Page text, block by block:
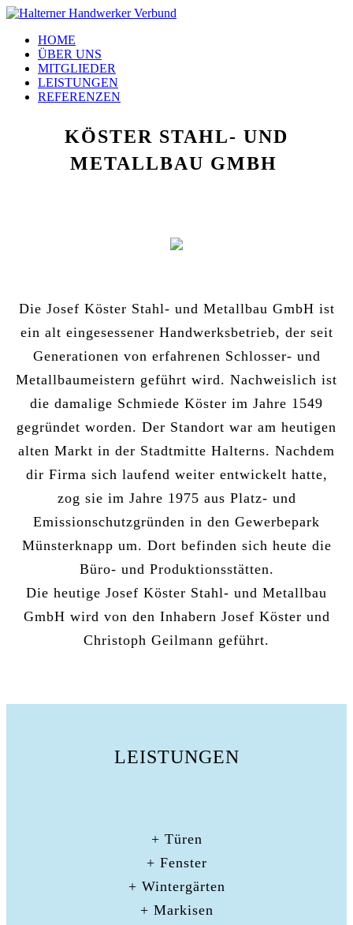
HOME
ÜBER UNS
MITGLIEDER
LEISTUNGEN
REFERENZEN
KÖSTER STAHL- UND
METALLBAU GMBH
Die Josef Köster Stahl- und Metallbau GmbH ist
ein alt eingesessener Handwerksbetrieb, der seit
Generationen von erfahrenen Schlosser- und
Metallbaumeistern geführt wird. Nachweislich ist
die damalige Schmiede Köster im Jahre 1549
gegründet worden. Der Standort war am heutigen
alten Markt in der Stadtmitte Halterns. Nachdem
dir Firma sich laufend weiter entwickelt hatte,
zog sie im Jahre 1975 aus Platz- und
Emissionschutzgründen in den Gewerbepark
Münsterknapp um. Dort befinden sich heute die
Büro- und Produktionsstätten.
Die heutige Josef Köster Stahl- und Metallbau
GmbH wird von den Inhabern Josef Köster und
Christoph Geilmann geführt.
LEISTUNGEN
+ Türen
+ Fenster
+ Wintergärten
+ Markisen